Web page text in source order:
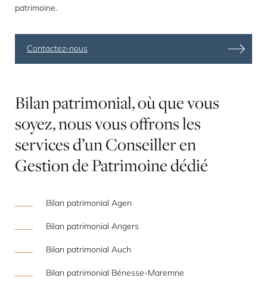
patrimoine.
Contactez-nous
Bilanpatrimonial,oùquevous
soyez,nousvousoffronsles
servicesd’unConseilleren
GestiondePatrimoinedédié
Bilan patrimonial Agen
Bilan patrimonial Angers
Bilan patrimonial Auch
Bilan patrimonial Bénesse-Maremne